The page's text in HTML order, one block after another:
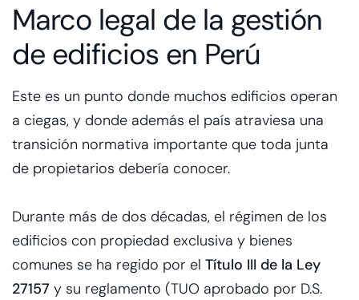
Marco legal de la gestión
de edificios en Perú
Este es un punto donde muchos edificios operan
a ciegas, y donde además el país atraviesa una
transición normativa importante que toda junta
de propietarios debería conocer.
Durante más de dos décadas, el régimen de los
edificios con propiedad exclusiva y bienes
comunes se ha regido por el Título III de la Ley
27157 y su reglamento (TUO aprobado por D.S.